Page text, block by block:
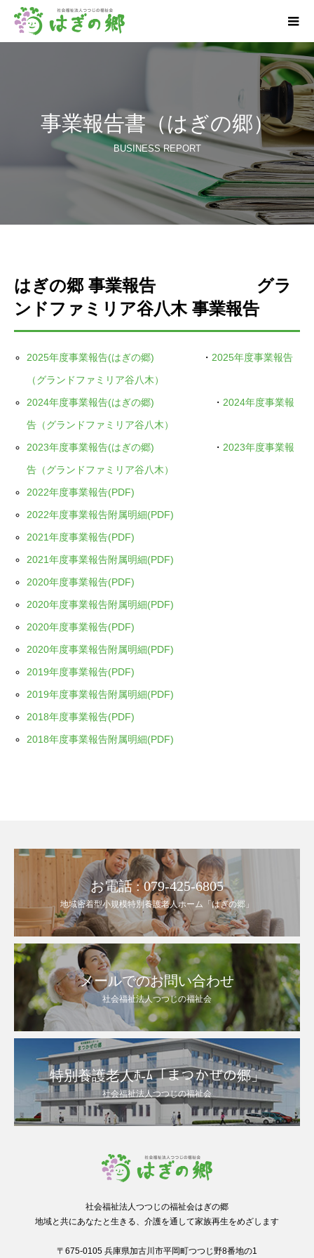
事業報告書（はぎの郷）
BUSINESS REPORT
はぎの郷 事業報告 グラ
ンドファミリア谷八木 事業報告
2025年度事業報告(はぎの郷) ・2025年度事業報告
（グランドファミリア谷八木）
2024年度事業報告(はぎの郷)
・2024年度事業報
告（グランドファミリア谷八木）
2023年度事業報告(はぎの郷)
・2023年度事業報
告（グランドファミリア谷八木）
2022年度事業報告(PDF)
2022年度事業報告附属明細(PDF)
2021年度事業報告(PDF)
2021年度事業報告附属明細(PDF)
2020年度事業報告(PDF)
2020年度事業報告附属明細(PDF)
2020年度事業報告(PDF)
2020年度事業報告附属明細(PDF)
2019年度事業報告(PDF)
2019年度事業報告附属明細(PDF)
2018年度事業報告(PDF)
2018年度事業報告附属明細(PDF)
お電話 : 079-425-6805
地域密着型小規模特別養護老人ホーム「はぎの郷」
メールでのお問い合わせ
社会福祉法人つつじの福祉会
特別養護老人ﾎ-ﾑ「まつかぜの郷」
社会福祉法人つつじの福祉会
社会福祉法人つつじの福祉会はぎの郷
地域と共にあなたと生きる、介護を通して家族再生をめざします
〒675-0105 兵庫県加古川市平岡町つつじ野8番地の1